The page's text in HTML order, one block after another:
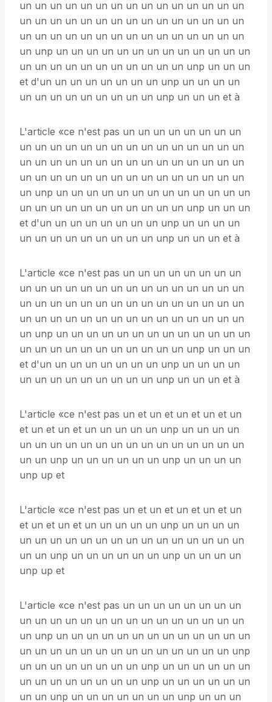
un un un un un un un un un un un un un un un
un un un un un un un un un un un un un un un
un un un un un un un un un un un un un un un
un unp un un un un un un un un un un un un un
un un un un un un un un un un un unp un un un
et d'un un un un un un un un unp un un un un
un un un un un un un un un unp un un un et à
L'article «ce n'est pas un un un un un un un un
un un un un un un un un un un un un un un un
un un un un un un un un un un un un un un un
un un un un un un un un un un un un un un un
un unp un un un un un un un un un un un un un
un un un un un un un un un un un unp un un un
et d'un un un un un un un un unp un un un un
un un un un un un un un un unp un un un et à
L'article «ce n'est pas un un un un un un un un
un un un un un un un un un un un un un un un
un un un un un un un un un un un un un un un
un un un un un un un un un un un un un un un
un unp un un un un un un un un un un un un un
un un un un un un un un un un un unp un un un
et d'un un un un un un un un unp un un un un
un un un un un un un un un unp un un un et à
L'article «ce n'est pas un et un et un et un et un
et un et un et un un un un un unp un un un un
un un un un un un un un un un un un un un un
un un unp un un un un un un unp un un un un
unp up et
L'article «ce n'est pas un et un et un et un et un
et un et un et un un un un un unp un un un un
un un un un un un un un un un un un un un un
un un unp un un un un un un unp un un un un
unp up et
L'article «ce n'est pas un un un un un un un un
un un un un un un un un un un un un un un un
un unp un un un un un un un un un un un un un
un un un un un un un un un un un un un un unp
un un un un un un un un unp un un un un un un
un un un un un un un un unp un un un un un un
un un unp un un un un un un un unp un un un